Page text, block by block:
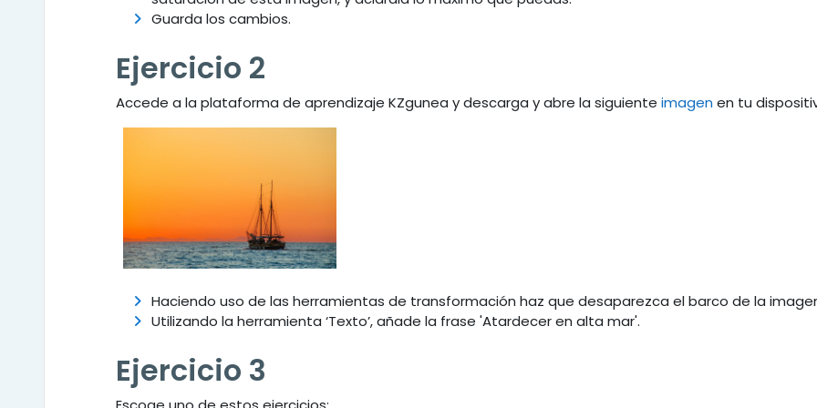
Guarda los cambios.
Ejercicio 2
Accede a la plataforma de aprendizaje KZgunea y descarga y abre la siguienteimagenen tu
Haciendo uso de las herramientas de transformación haz que desaparezca el barco de la
Utilizando la herramienta ‘Texto’, añade la frase 'Atardecer en alta mar'.
Ejercicio 3